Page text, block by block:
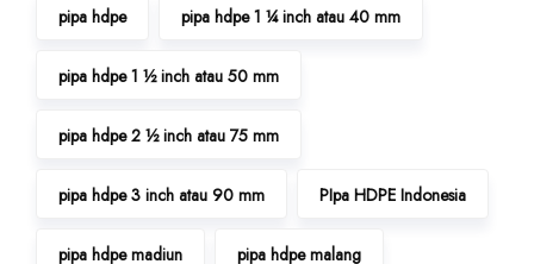
pipa hdpe pipa hdpe 1 ¼ inch atau 40 mm
pipa hdpe 1 ½ inch atau 50 mm
pipa hdpe 2 ½ inch atau 75 mm
pipa hdpe 3 inch atau 90 mm PIpa HDPE Indonesia
pipa hdpe madiun pipa hdpe malang